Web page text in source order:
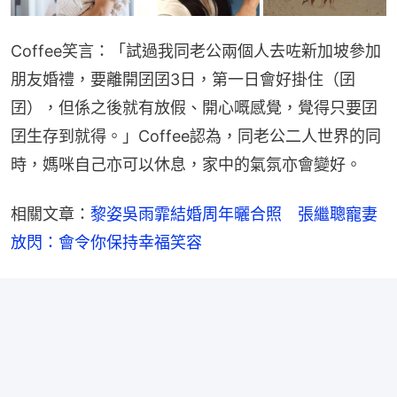
Coffee笑言：「試過我同老公兩個人去咗新加坡參加
朋友婚禮，要離開囝囝3日，第一日會好掛住（囝
囝），但係之後就有放假、開心嘅感覺，覺得只要囝
囝生存到就得。」Coffee認為，同老公二人世界的同
時，媽咪自己亦可以休息，家中的氣氛亦會變好。
相關文章： 黎姿吳雨霏結婚周年曬合照　張繼聰寵妻
放閃：會令你保持幸福笑容